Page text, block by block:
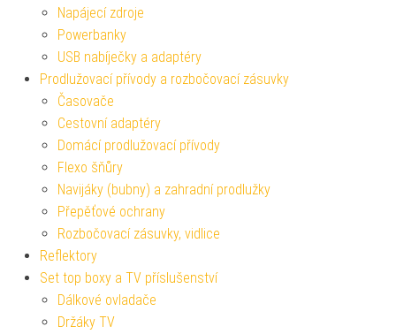
Napájecí zdroje
Powerbanky
USB nabíječky a adaptéry
Prodlužovací přívody a rozbočovací zásuvky
Časovače
Cestovní adaptéry
Domácí prodlužovací přívody
Flexo šňůry
Navijáky (bubny) a zahradní prodlužky
Přepěťové ochrany
Rozbočovací zásuvky, vidlice
Reflektory
Set top boxy a TV příslušenství
Dálkové ovladače
Držáky TV